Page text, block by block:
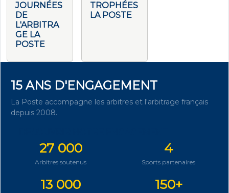
JOURNÉES
DE
L'ARBITRA
GE LA
POSTE
TROPHÉES
LA POSTE
15 ANS D'ENGAGEMENT
La Poste accompagne les arbitres et l'arbitrage français
depuis 2008.
27 000
Arbitres soutenus
4
Sports partenaires
13 000 150+